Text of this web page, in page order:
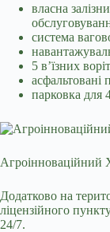
власна
система
5 в’їзних
асфальтовані
парковка для
Агроінноваційний
Додатково на
ліцензійного
24/7.